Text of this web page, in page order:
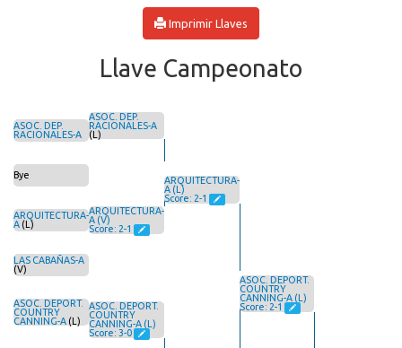
Imprimir Llaves
Llave Campeonato
ASOC. DEP.
RACIONALES-A
Bye
ARQUITECTURA-
A (L)
LAS CABAÑAS-A
(V)
ASOC. DEPORT.
COUNTRY
CANNING-A (L)
ASOC. DEP.
RACIONALES-A
(L)
ARQUITECTURA-
A (V)
Score: 2-1
ASOC. DEPORT.
COUNTRY
CANNING-A (L)
Score: 3-0
ARQUITECTURA-
A (L)
Score: 2-1
ASOC. DEPORT.
COUNTRY
CANNING-A (L)
Score: 2-1